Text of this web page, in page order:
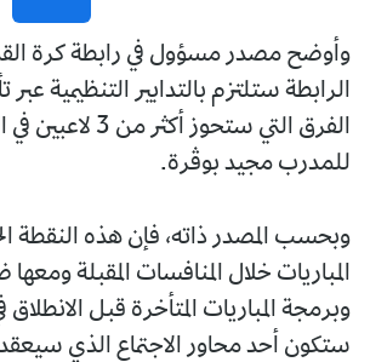
وأوضح مصدر مسؤول في رابطة كرة
الرابطة ستلتزم بالتدابير التنظيمية
الفرق التي ستحوز
للمدرب مجيد بوڤرة.
وبحسب المصدر ذاته، فإن هذه النقطة
المباريات خلال المنافسات المقبلة
وبرمجة المباريات المتأخرة قبل
ستكون أحد محاور الاجتماع الذي